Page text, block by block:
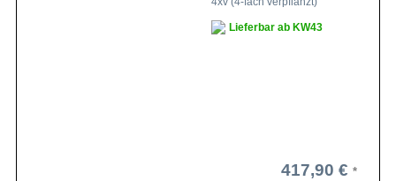
Lieferbar ab KW43
417,90 €